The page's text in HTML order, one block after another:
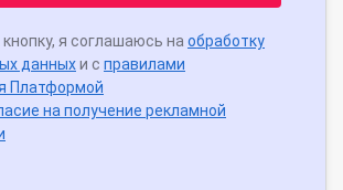
я соглашаюсь на обработку
данныхи с правилами
Платформой
на получение рекламной